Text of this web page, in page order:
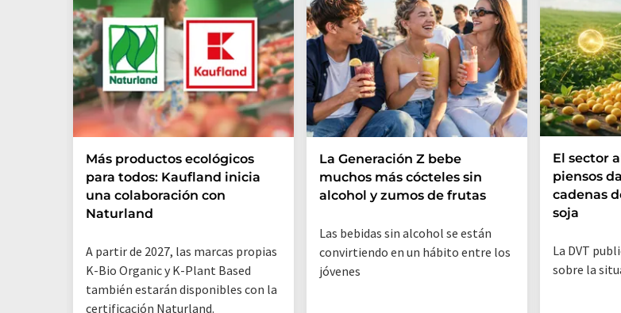
Más productos ecológicos
para todos: Kaufland inicia
una colaboración con
Naturland
A partir de 2027, las marcas propias
K-Bio Organic y K-Plant Based
también estarán disponibles con la
certificación Naturland.
La Generación Z bebe
muchos más cócteles sin
alcohol y zumos de frutas
Las bebidas sin alcohol se están
convirtiendo en un hábito entre los
jóvenes
El sector
piensos
cadenas
soja
La DVT
sobre la